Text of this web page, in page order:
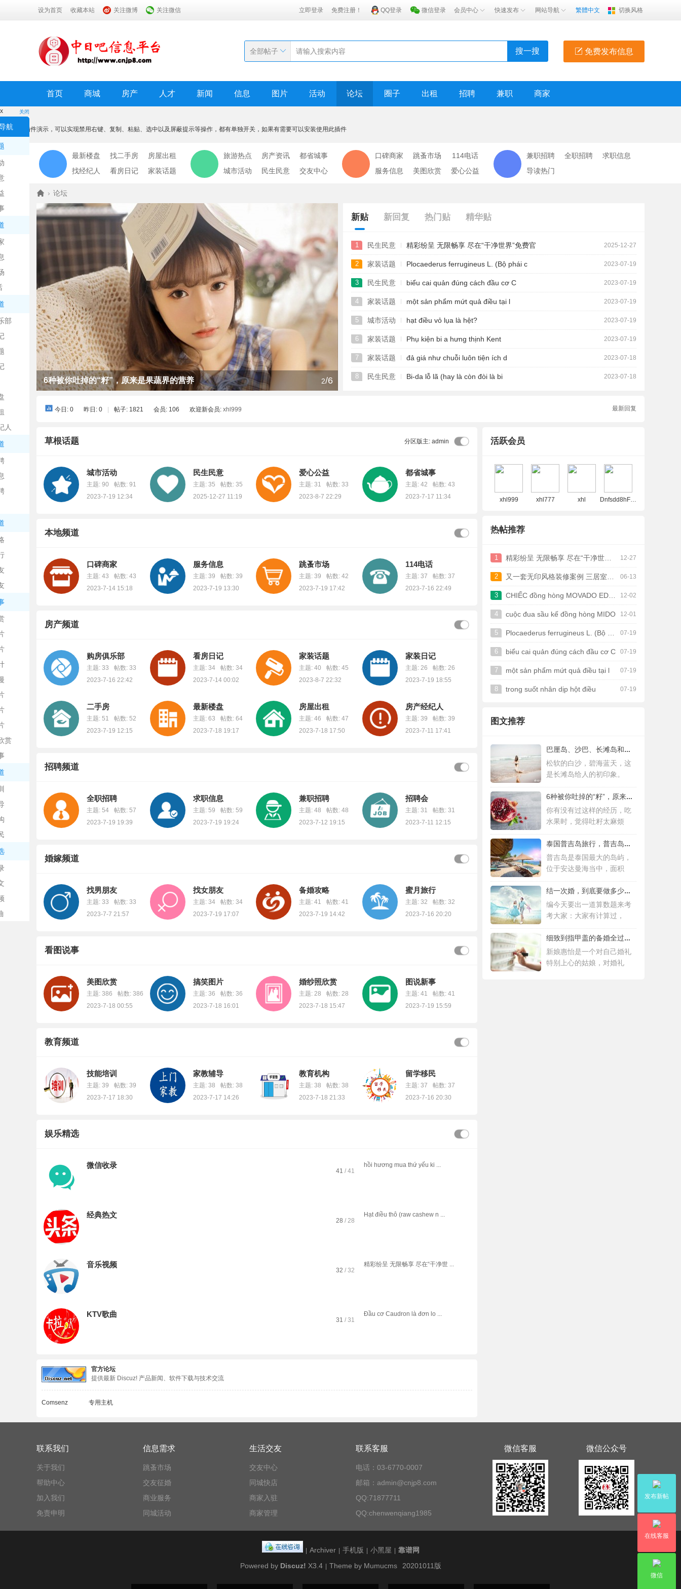
设为首页 收藏本站 关注微博 关注微信 立即登录 免费注册！ QQ登录 微信登录 会员中心 快速发布 网站导航 繁體中文 切换风格
免费发布信息
全部帖子 搜一搜
首页 商城 房产 人才 新闻 信息 图片 活动 论坛 圈子 出租 招聘 兼职 商家
关闭
航
部
人
赏
x
本功能为插件演示，可以实现禁用右键、复制、粘贴、选中以及屏蔽提示等操作，都有单独开关，如果有需要可以安装使用此插件
我知道了
最新楼盘 找二手房
房屋出租
找经纪人
看房日记 家装话题
旅游热点 房产资讯
都省城事
城市活动
民生民意 交友中心
口碑商家 跳蚤市场
114电话
服务信息
美图欣赏 爱心公益
兼职招聘 全职招聘
求职信息
导读热门
› 论坛
6种被你吐掉的“籽”，原来是果蔬界的营养 140㎡北欧风格的家,像北欧人一样去生活
2/6
新贴 新回复 热门贴 精华贴
1 民生民意 精彩纷呈 无限畅享 尽在“干净世界”免费官 2025-12-27
2 家装话题 Plocaederus ferrugineus L. (Bộ phái c 2023-07-19
3 民生民意 biểu cai quản đúng cách đầu cơ C 2023-07-19
4 家装话题 một sản phẩm mứt quả điều tại l 2023-07-19
5 城市活动 hạt điều vỏ lụa là hệt? 2023-07-19
6 家装话题 Phụ kiện bi a hưng thịnh Kent 2023-07-19
7 家装话题 đả giá như chuỗi luôn tiện ích d 2023-07-18
8 民生民意 Bi-da lỗ lã (hay là còn đòi là bi 2023-07-18
今日: 0 昨日: 0 帖子: 1821 会员: 106 欢迎新会员: xhl999 最新回复
分区版主: admin
草根话题
城市活动
主题: 90
帖数: 91
2023-7-19 12:34
民生民意
主题: 35
帖数: 35
2025-12-27 11:19
爱心公益
主题: 31
帖数: 33
2023-8-7 22:29
都省城事
主题: 42
帖数: 43
2023-7-17 11:34
本地频道
口碑商家
主题: 43
帖数: 43
2023-7-14 15:18
服务信息
主题: 39
帖数: 39
2023-7-19 13:30
跳蚤市场
主题: 39
帖数: 42
2023-7-19 17:42
114电话
主题: 37
帖数: 37
2023-7-16 22:49
房产频道
购房俱乐部
主题: 33
帖数: 33
2023-7-16 22:42
看房日记
主题: 34
帖数: 34
2023-7-14 00:02
家装话题
主题: 40
帖数: 45
2023-8-7 22:32
家装日记
主题: 26
帖数: 26
2023-7-19 18:55
二手房
主题: 51
帖数: 52
2023-7-19 12:15
最新楼盘
主题: 63
帖数: 64
2023-7-18 19:17
房屋出租
主题: 46
帖数: 47
2023-7-18 17:50
房产经纪人
主题: 39
帖数: 39
2023-7-11 17:41
招聘频道
全职招聘
主题: 54
帖数: 57
2023-7-19 19:39
求职信息
主题: 59
帖数: 59
2023-7-19 19:24
兼职招聘
主题: 48
帖数: 48
2023-7-12 19:15
招聘会
主题: 31
帖数: 31
2023-7-11 12:15
婚嫁频道
找男朋友
主题: 33
帖数: 33
2023-7-7 21:57
找女朋友
主题: 34
帖数: 34
2023-7-19 17:07
备婚攻略
主题: 41
帖数: 41
2023-7-19 14:42
蜜月旅行
主题: 32
帖数: 32
2023-7-16 20:20
看图说事
美图欣赏
主题: 386
帖数: 386
2023-7-18 00:55
搞笑图片
主题: 36
帖数: 36
2023-7-18 16:01
婚纱照欣赏
主题: 28
帖数: 28
2023-7-18 15:47
图说新事
主题: 41
帖数: 41
2023-7-19 15:59
教育频道
技能培训
主题: 39
帖数: 39
2023-7-17 18:30
家教辅导
主题: 38
帖数: 38
2023-7-17 14:26
教育机构
主题: 38
帖数: 38
2023-7-18 21:33
留学移民
主题: 37
帖数: 37
2023-7-16 20:30
娱乐精选
微信收录
hồi hương mua thứ yếu ki ...
41 / 41
经典热文
Hạt điều thô (raw cashew n ...
28 / 28
音乐视频
精彩纷呈 无限畅享 尽在“干净世 ...
32 / 32
KTV歌曲
Đầu cơ Caudron là đơn lo ...
31 / 31
官方论坛
提供最新 Discuz! 产品新闻、软件下载与技术交流
Comsenz 专用主机
活跃会员
xhl999 xhl777 xhl Dnfsdd8hFn3
热帖推荐
1 12-27
2 06-13
3 12-02
4 cuộc đua sầu kế đồng hòng MIDO 12-01
5 07-19
6 biểu cai quản đúng cách đầu cơ C 07-19
7 một sản phẩm mứt quả điều tại l 07-19
8 trong suốt nhân dịp hột điều 07-19
图文推荐
巴厘岛、沙巴、长滩岛和普吉岛，哪个更值得
松软的白沙，碧海蓝天，这
是长滩岛给人的初印象。
6种被你吐掉的“籽”，原来是果蔬界的营养
你有没有过这样的经历，吃
水果时，觉得吐籽太麻烦
泰国普吉岛旅行，普吉岛是泰国最大的岛屿
普吉岛是泰国最大的岛屿，
位于安达曼海当中，面积
结一次婚，到底要做多少件准备工作 |备婚清
编今天要出一道算数题来考
考大家：大家有计算过，
细致到指甲盖的备婚全过程，这位“挑剔”新
新娘惠怡是一个对自己婚礼
特别上心的姑娘，对婚礼
发布新帖
在线客服
微信
联系我们
关于我们
帮助中心
加入我们
免责申明
信息需求
跳蚤市场
交友征婚
商业服务
同城活动
生活交友
交友中心
同城快店
商家入驻
商家管理
联系客服
电话：03-6770-0007
邮箱：admin@cnjp8.com
QQ:71877711
QQ:chenwenqiang1985
微信客服 微信公众号
Archiver 手机版 小黑屋
靠谱网
Powered by Discuz! X3.4 Theme by Mumucms 20201011版